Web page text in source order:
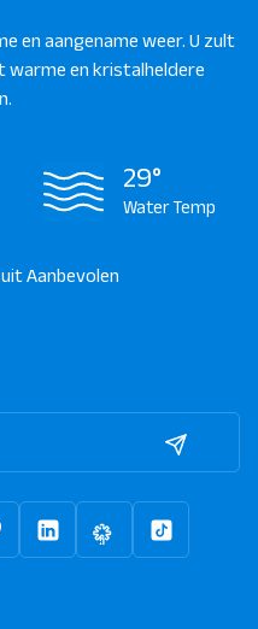
en aangename weer. U zult
warme en kristalheldere
29°
Water Temp
Aanbevolen